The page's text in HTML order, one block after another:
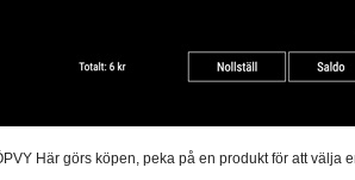
Här görs köpen, peka på en produkt för att välja